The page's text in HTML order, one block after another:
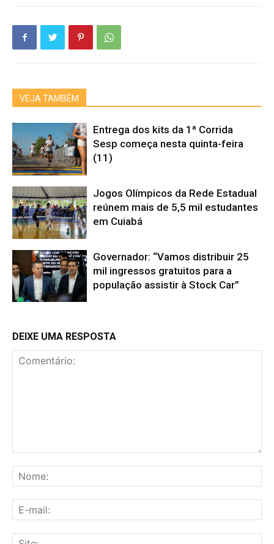
VEJA TAMBÉM
Entrega dos kits da 1ª Corrida
Sesp começa nesta quinta-feira
(11)
Jogos Olímpicos da Rede Estadual
reúnem mais de 5,5 mil estudantes
em Cuiabá
Governador: “Vamos distribuir 25
mil ingressos gratuitos para a
população assistir à Stock Car”
DEIXE UMA RESPOSTA